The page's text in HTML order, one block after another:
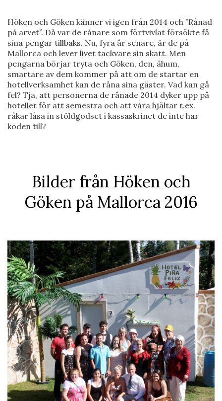
Höken och Göken känner vi igen från 2014 och ”Rånad
på arvet”. Då var de rånare som förtvivlat försökte få
sina pengar tillbaks. Nu, fyra år senare, är de på
Mallorca och lever livet tackvare sin skatt. Men
pengarna börjar tryta och Göken, den, ähum,
smartare av dem kommer på att om de startar en
hotellverksamhet kan de råna sina gäster. Vad kan gå
fel? Tja, att personerna de rånade 2014 dyker upp på
hotellet för att semestra och att våra hjältar t.ex.
råkar låsa in stöldgodset i kassa­skrinet de inte har
koden till?
Bilder från Höken och
Göken på Mallorca 2016